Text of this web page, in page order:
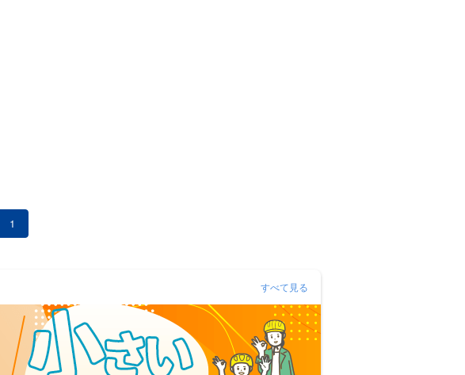
1
すべて見る